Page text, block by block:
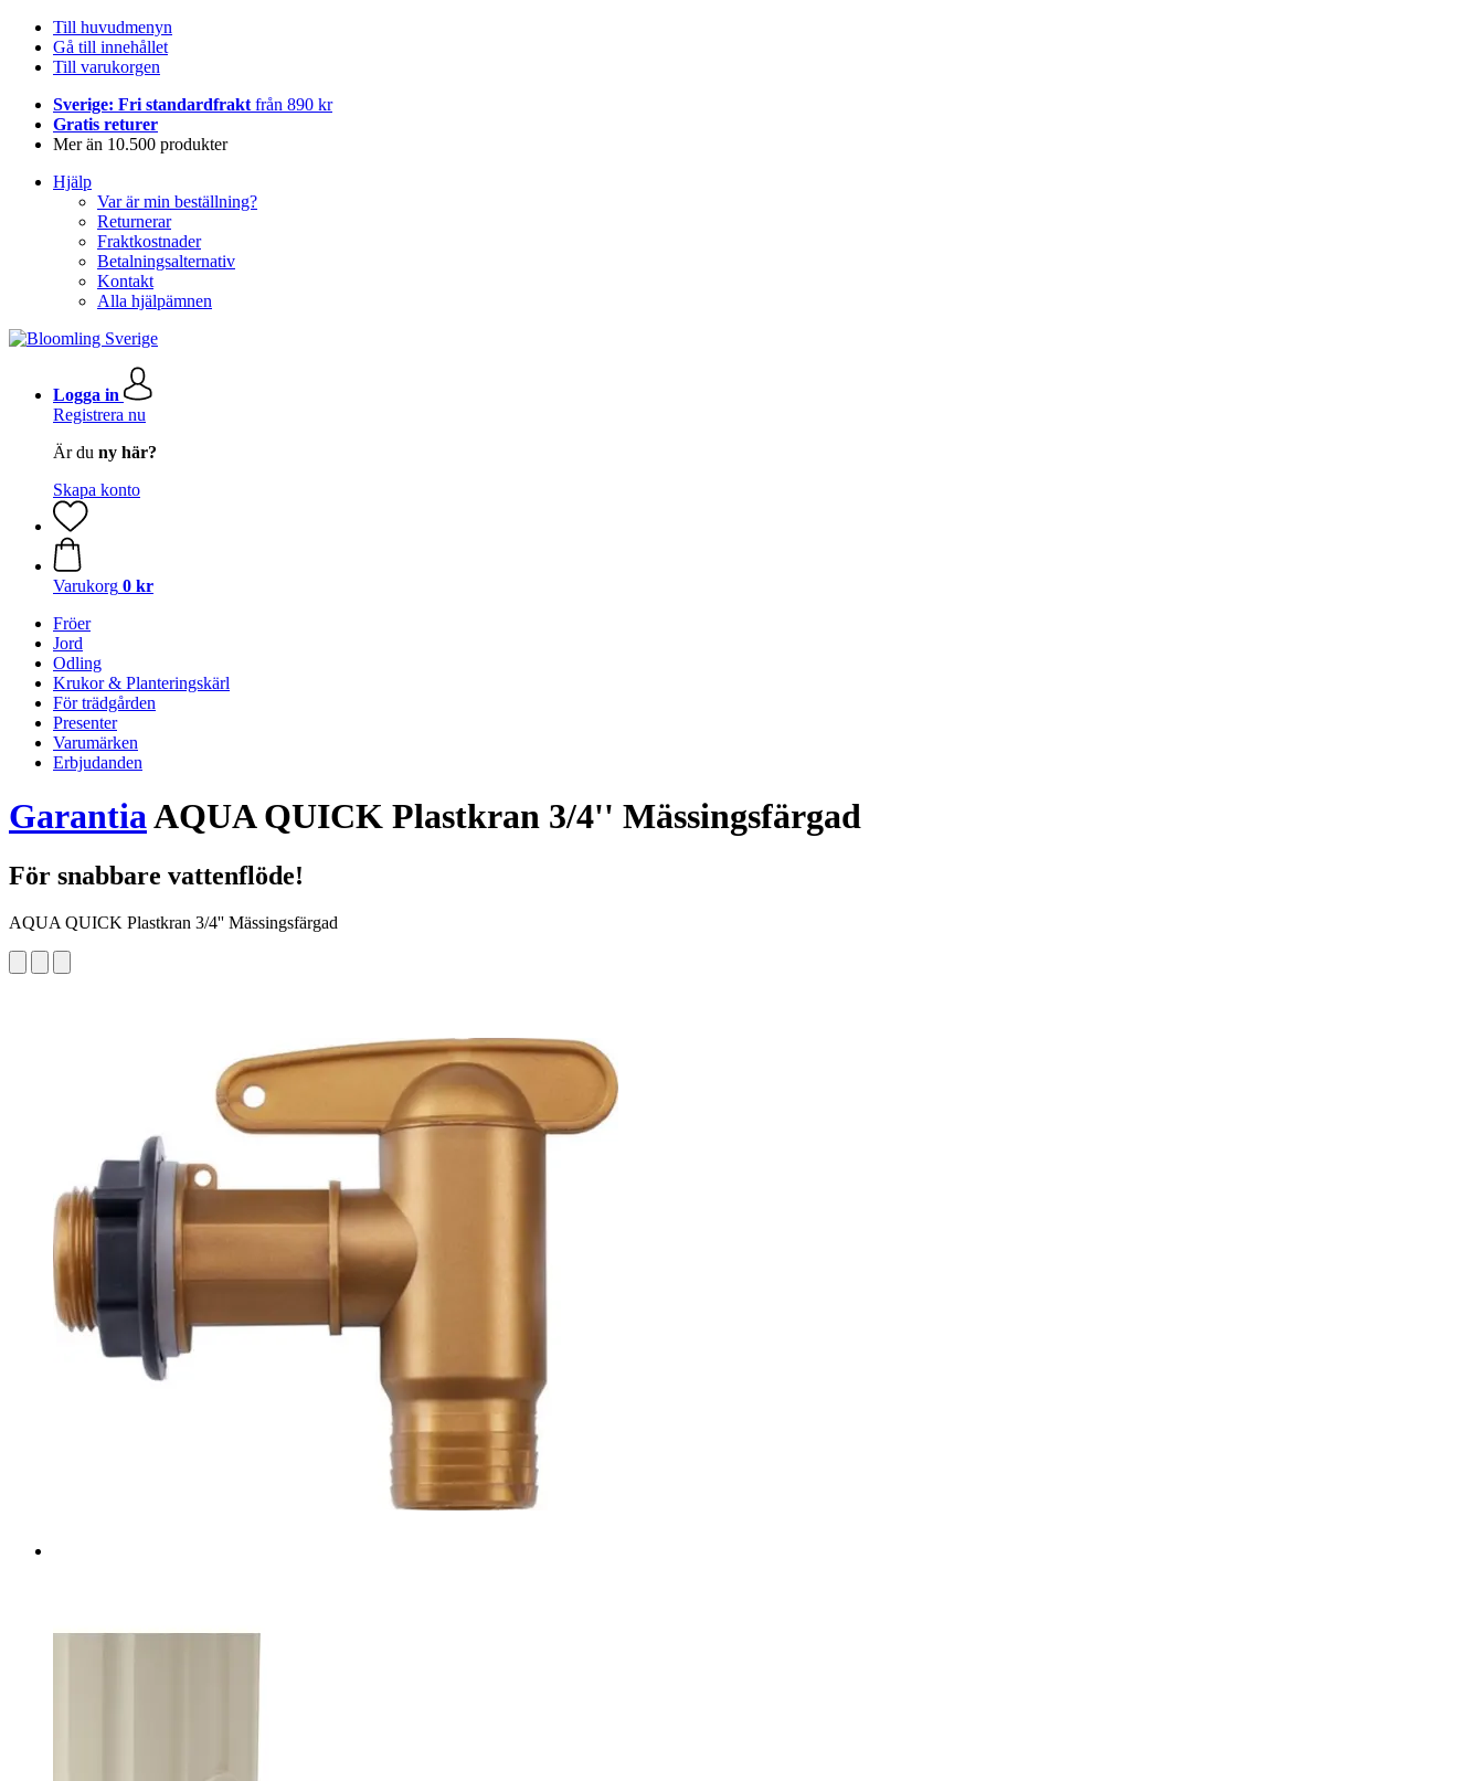
Till huvudmenyn
Gå till innehållet
Till varukorgen
Sverige: Fri standardfrakt från 890 kr
Gratis returer
Mer än 10.500 produkter
Hjälp
Var är min beställning?
Returnerar
Fraktkostnader
Betalningsalternativ
Kontakt
Alla hjälpämnen
Logga in
Registrera nu
Är du ny här?
Skapa konto
Varukorg 0 kr
Fröer
Jord
Odling
Krukor & Planteringskärl
För trädgården
Presenter
Varumärken
Erbjudanden
GarantiaAQUA QUICK Plastkran 3/4'' Mässingsfärgad
För snabbare vattenflöde!
AQUA QUICK Plastkran 3/4'' Mässingsfärgad